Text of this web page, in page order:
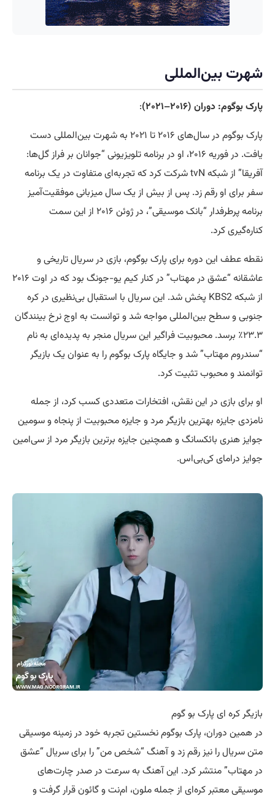
شهرت بین‌المللی
پارک بوگوم: دوران (۲۰۱۶–۲۰۲۱)
:
پارک بوگوم در سال‌های ۲۰۱۶ تا ۲۰۲۱ به شهرت بین‌المللی دست
یافت. در فوریه ۲۰۱۶، او در برنامه تلویزیونی “جوانان بر فراز گل‌ها:
آفریقا” از شبکه tvN شرکت کرد که تجربه‌ای متفاوت در یک برنامه
سفر برای او رقم زد. پس از بیش از یک سال میزبانی موفقیت‌آمیز
برنامه پرطرفدار “بانک موسیقی”، در ژوئن ۲۰۱۶ از این سمت
کناره‌گیری کرد.
نقطه عطف این دوره برای پارک بوگوم، بازی در سریال تاریخی و
عاشقانه “عشق در مهتاب” در کنار کیم یو-جونگ بود که در اوت ۲۰۱۶
از شبکه KBS2 پخش شد. این سریال با استقبال بی‌نظیری در کره
جنوبی و سطح بین‌المللی مواجه شد و توانست به اوج نرخ بینندگان
۲۳.۳٪ برسد. محبوبیت فراگیر این سریال منجر به پدیده‌ای به نام
“سندروم مهتاب” شد و جایگاه پارک بوگوم را به عنوان یک بازیگر
توانمند و محبوب تثبیت کرد.
او برای بازی در این نقش، افتخارات متعددی کسب کرد، از جمله
نامزدی جایزه بهترین بازیگر مرد و جایزه محبوبیت از پنجاه و سومین
جوایز هنری بائکسانگ و همچنین جایزه برترین بازیگر مرد از سی‌امین
جوایز درامای کی‌بی‌اس.
بازیگر کره ای پارک بو گوم
در همین دوران، پارک بوگوم نخستین تجربه خود در زمینه موسیقی
متن سریال را نیز رقم زد و آهنگ “شخص من” را برای سریال “عشق
در مهتاب” منتشر کرد. این آهنگ به سرعت در صدر چارت‌های
موسیقی معتبر کره‌ای از جمله ملون، ام‌نت و گائون قرار گرفت و